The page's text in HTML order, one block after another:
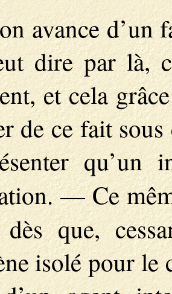
avance d’un
dire par là,
et cela
de ce fait
qu’un
— Ce
que,
isolé pour le